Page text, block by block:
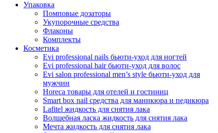
Упаковка
Помповые дозаторы
Укупорочные средства
Флаконы
Комплекты
Косметика
Evi professional nails бьюти-уход для ногтей
Evi professional hair бьюти-уход для волос
Evi salon professional men’s style бьюти-уход для
мужчин
Horeca товары для отелей и гостиниц
Smart box nail средства для маникюра и педикюра
Lafitel жидкость для снятия лака
Волшебная ласка жидкость для снятия лака
Мечта жидкость для снятия лака